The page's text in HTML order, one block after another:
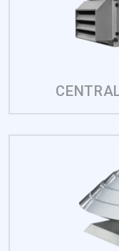
zapamiętanie
funkcjonowanie
którym znajduje się
Statystyka
zachowują się na
Marketingowe pliki
użytkowników na
wyświetlanie reklam,